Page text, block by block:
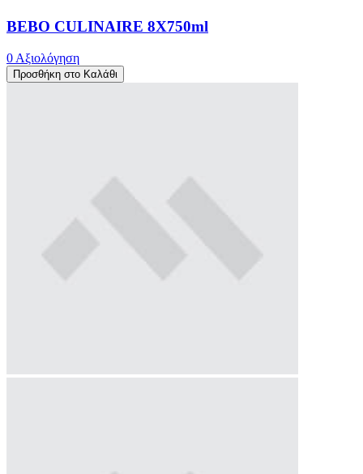
BEBO CULINAIRE 8X750ml
0 Αξιολόγηση
Προσθήκη στο Καλάθι